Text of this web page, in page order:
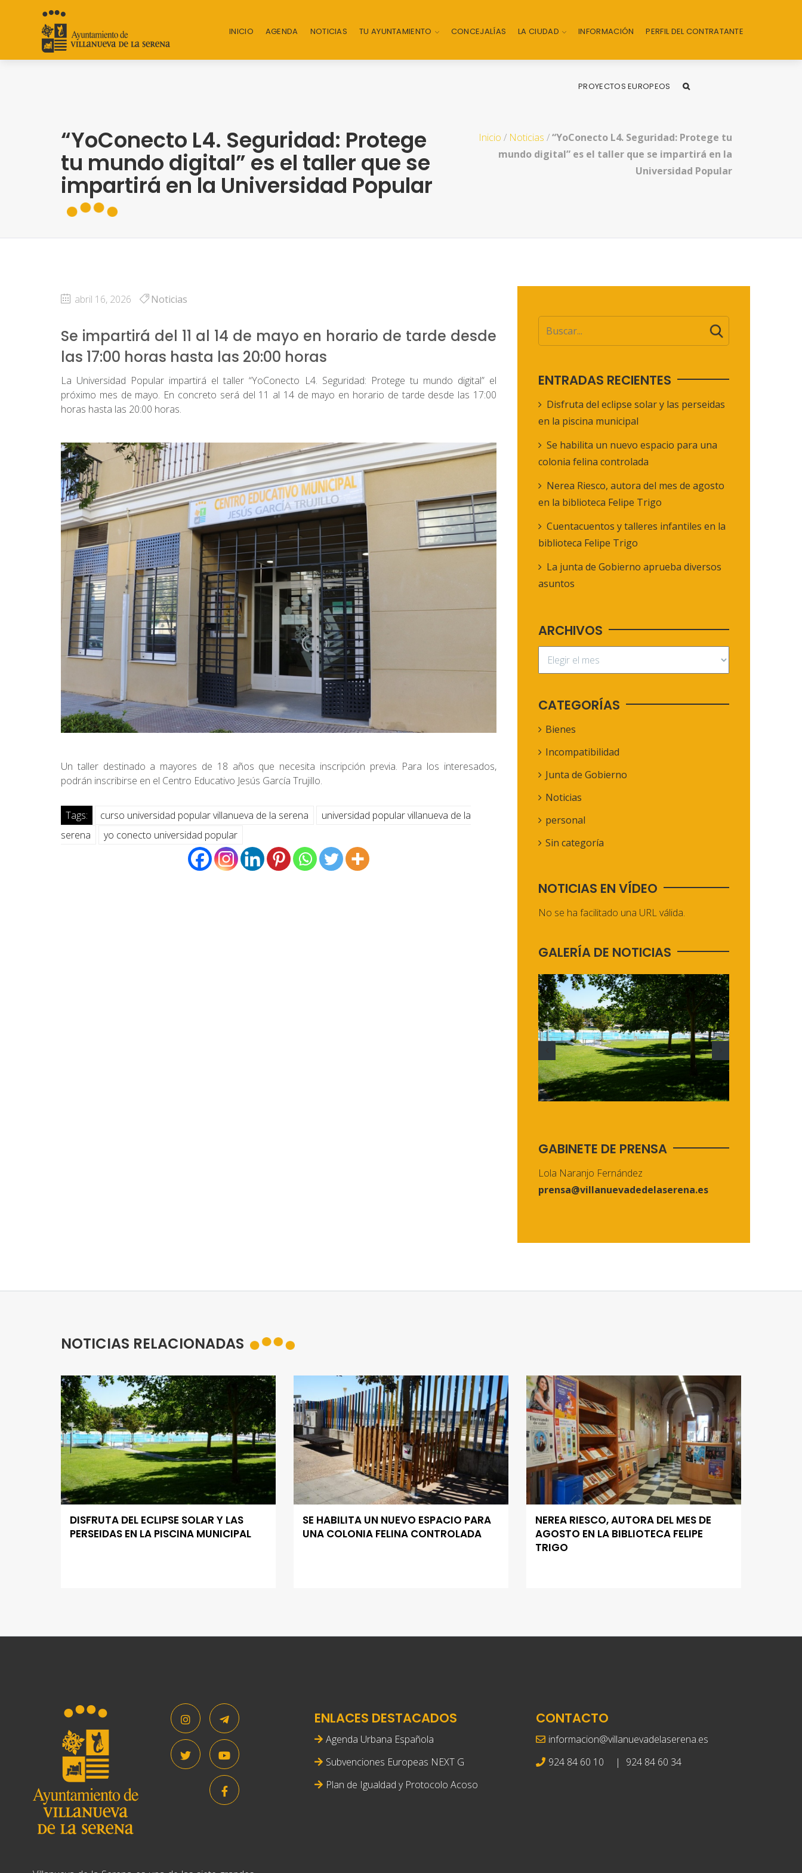
INICIO AGENDA NOTICIAS TU AYUNTAMIENTO CONCEJALÍAS LA CIUDAD INFORMACIÓN PERFIL DEL CONTRATANTE
PROYECTOS EUROPEOS
“YoConecto L4. Seguridad: Protege
tu mundo digital” es el taller que se
impartirá en la Universidad Popular
Inicio / Noticias /“YoConecto L4. Seguridad: Protege tu
mundo digital” es el taller que se impartirá en la
Universidad Popular
abril 16, 2026 Noticias
Se impartirá del 11 al 14 de mayo en horario de tarde desde
las 17:00 horas hasta las 20:00 horas
La Universidad Popular impartirá el taller “YoConecto L4. Seguridad: Protege tu mundo digital” el
próximo mes de mayo. En concreto será del 11 al 14 de mayo en horario de tarde desde las 17:00
horas hasta las 20:00 horas.
Un taller destinado a mayores de 18 años que necesita inscripción previa. Para los interesados,
podrán inscribirse en el Centro Educativo Jesús García Trujillo.
Tags: curso universidad popular villanueva de la serena
universidad popular villanueva de la
serena
yo conecto universidad popular
ENTRADAS RECIENTES
Disfruta del eclipse solar y las perseidas
en la piscina municipal
Se habilita un nuevo espacio para una
colonia felina controlada
Nerea Riesco, autora del mes de agosto
en la biblioteca Felipe Trigo
Cuentacuentos y talleres infantiles en la
biblioteca Felipe Trigo
La junta de Gobierno aprueba diversos
asuntos
ARCHIVOS
CATEGORÍAS
Bienes
Incompatibilidad
Junta de Gobierno
Noticias
personal
Sin categoría
NOTICIAS EN VÍDEO
No se ha facilitado una URL válida.
GALERÍA DE NOTICIAS
GABINETE DE PRENSA
Lola Naranjo Fernández
prensa@villanuevadedelaserena.es
NOTICIAS RELACIONADAS
DISFRUTA DEL ECLIPSE SOLAR Y LAS
PERSEIDAS EN LA PISCINA MUNICIPAL
SE HABILITA UN NUEVO ESPACIO PARA
UNA COLONIA FELINA CONTROLADA
NEREA RIESCO, AUTORA DEL MES DE
AGOSTO EN LA BIBLIOTECA FELIPE
TRIGO
ENLACES DESTACADOS
Agenda Urbana Española
Subvenciones Europeas NEXT G
Plan de Igualdad y Protocolo Acoso
CONTACTO
informacion@villanuevadelaserena.es
924 84 60 10
| 924 84 60 34